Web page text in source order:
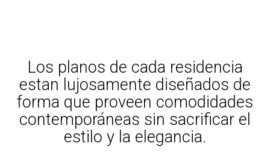
Los planos de cada residencia
estan lujosamente diseñados de
forma que proveen comodidades
contemporáneas sin sacrificar el
estilo y la elegancia.